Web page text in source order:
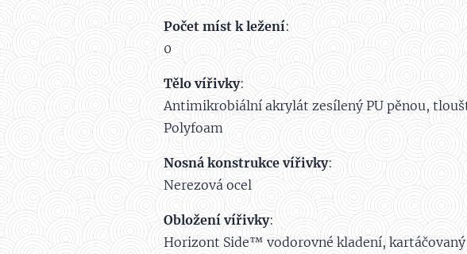
Počet míst k ležení:
0
Tělo vířivky:
Antimikrobiální akrylát zesílený PU pěnou,
Polyfoam
Nosná konstrukce vířivky:
Nerezová ocel
Obložení vířivky:
Horizont Side™ vodorovné kladení,